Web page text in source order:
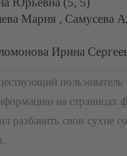
Мария , Самусева
Ирина
пользователь
на страницах
разбавить свои сухие